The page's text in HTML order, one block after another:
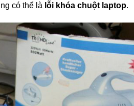
có thể là lỗi khóa chuột laptop.